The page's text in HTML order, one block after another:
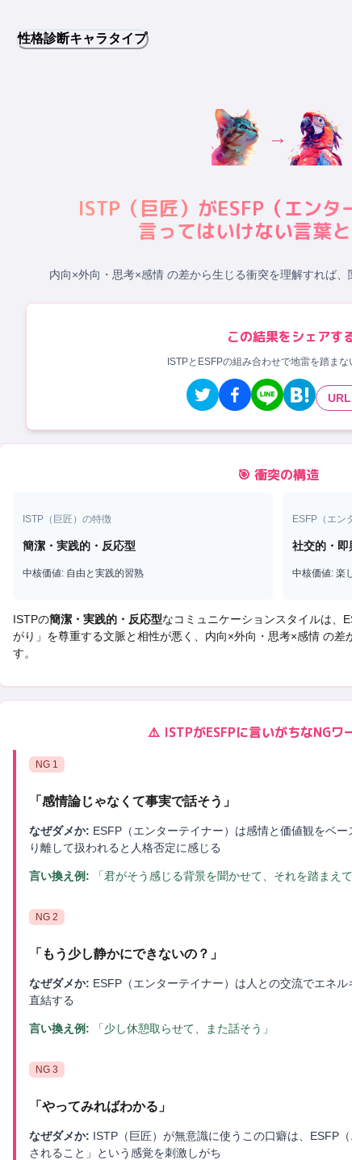
性格診断キャラタイプ
→
ISTP （巨匠）がESFP （エンタ
言ってはいけない言葉
内向×外向・思考×感情 の差から生じる衝突を理解すれば、
この結果をシェアす
ISTPとESFPの組み合わせで地雷を踏ま
🎯 衝突の構造
ISTP （ 巨匠 ）の特徴
簡潔・実践的・反応型
中核価値: 自由と実践的習熟
ESFP （ エン
社交的・即
中核価値: 楽
ISTPの簡潔・実践的・反応型なコミュニケーションスタイルは、
がり 」を尊重する文脈と相性が悪く、 内向×外向・思考×感情 の差
す。
⚠️ ISTPがESFPに言いがちなNGワ
NG 1
「 感情論じゃなくて事実で話そう 」
なぜダメか: ESFP（エンターテイナー）は感情と価値観をベ
り離して扱われると人格否定に感じる
言い換え例: 「君がそう感じる背景を聞かせて、それを踏まえ
NG 2
「 もう少し静かにできないの？ 」
なぜダメか: ESFP（エンターテイナー）は人との交流でエネ
直結する
言い換え例: 「少し休憩取らせて、また話そう」
NG 3
「 やってみればわかる 」
なぜダメか: ISTP（巨匠）が無意識に使うこの口癖は、ESFP
されること」という感覚を刺激しがち